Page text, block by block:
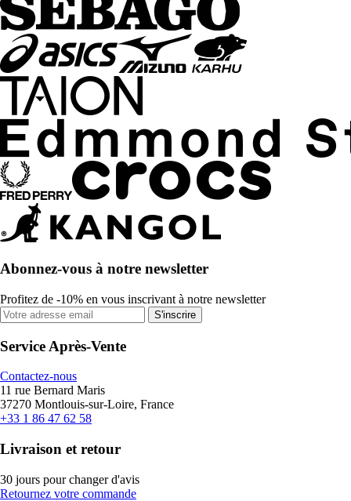
Abonnez-vous à notre newsletter
Profitez de -10% en vous inscrivant à notre newsletter
S'inscrire
Service Après-Vente
Contactez-nous
11 rue Bernard Maris
37270 Montlouis-sur-Loire, France
+33 1 86 47 62 58
Livraison et retour
30 jours pour changer d'avis
Retournez votre commande